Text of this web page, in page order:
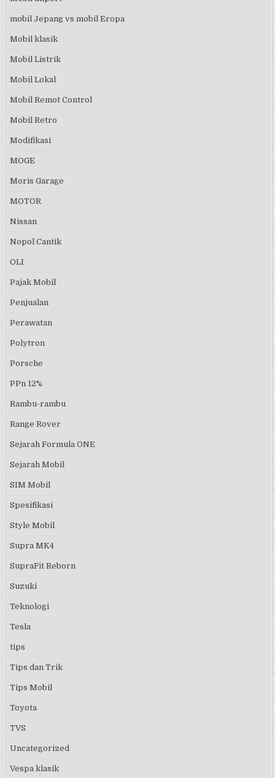
mobil Jepang vs mobil Eropa
Mobil klasik
Mobil Listrik
Mobil Lokal
Mobil Remot Control
Mobil Retro
Modifikasi
MOGE
Moris Garage
MOTOR
Nissan
Nopol Cantik
OLI
Pajak Mobil
Penjualan
Perawatan
Polytron
Porsche
PPn 12%
Rambu-rambu
Range Rover
Sejarah Formula ONE
Sejarah Mobil
SIM Mobil
Spesifikasi
Style Mobil
Supra MK4
SupraFit Reborn
Suzuki
Teknologi
Tesla
tips
Tips dan Trik
Tips Mobil
Toyota
TVS
Uncategorized
Vespa klasik